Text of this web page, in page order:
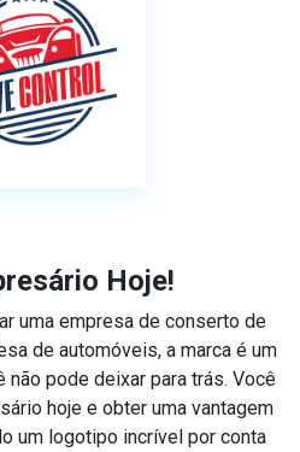
Hoje!
uma empresa de conserto de
de automóveis, a marca é um
pode deixar para trás. Você
hoje e obter uma vantagem
um logotipo incrível por conta